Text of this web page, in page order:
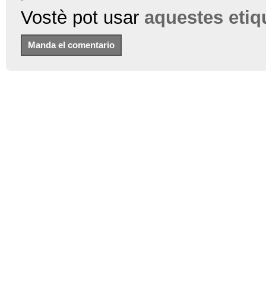
Vostè pot usar aquestes